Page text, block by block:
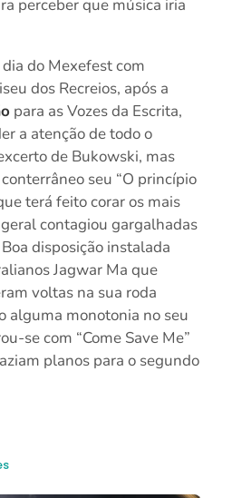
perceber que música iria
do Mexefest com
dos Recreios, após a
para as Vozes da Escrita,
a atenção de todo o
de Bukowski, mas
seu “O princípio
terá feito corar os mais
contagiou gargalhadas
disposição instalada
Jagwar Ma que
voltas na sua roda
alguma monotonia no seu
se com “Come Save Me”
planos para o segundo